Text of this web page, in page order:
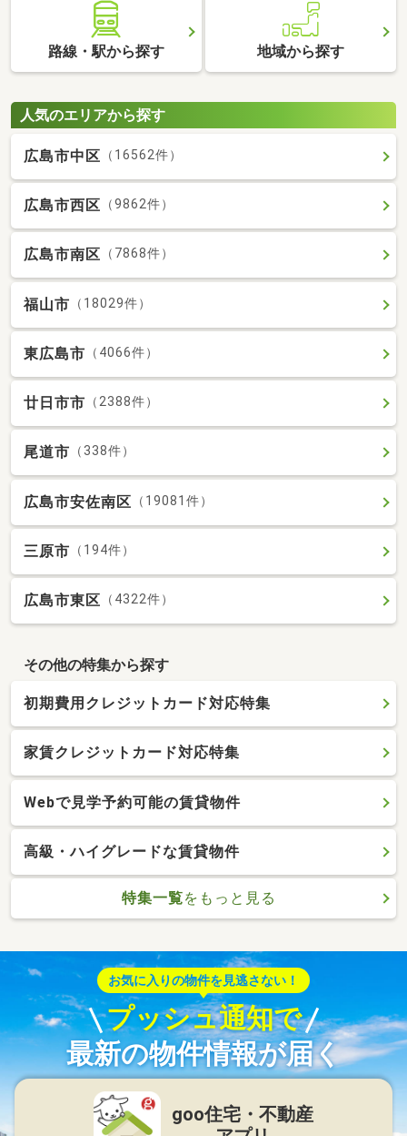
路線・駅から探す 地域から探す
人気のエリアから探す
広島市中区 （16562件）
広島市西区 （9862件）
広島市南区 （7868件）
福山市 （18029件）
東広島市 （4066件）
廿日市市 （2388件）
尾道市 （338件）
広島市安佐南区 （19081件）
三原市 （194件）
広島市東区 （4322件）
その他の特集から探す
初期費用クレジットカード対応特集
家賃クレジットカード対応特集
Webで見学予約可能の賃貸物件
高級・ハイグレードな賃貸物件
特集一覧をもっと見る
お気に入りの物件を見逃さない！
プッシュ通知で
最新の物件情報が届く
goo住宅・不動産